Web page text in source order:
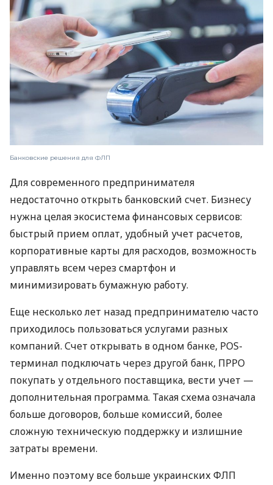
Банковские решения для ФЛП
Для современного предпринимателя
недостаточно открыть банковский счет. Бизнесу
нужна целая экосистема финансовых сервисов:
быстрый прием оплат, удобный учет расчетов,
корпоративные карты для расходов, возможность
управлять всем через смартфон и
минимизировать бумажную работу.
Еще несколько лет назад предпринимателю часто
приходилось пользоваться услугами разных
компаний. Счет открывать в одном банке, POS-
терминал подключать через другой банк, ПРРО
покупать у отдельного поставщика, вести учет —
дополнительная программа. Такая схема означала
больше договоров, больше комиссий, более
сложную техническую поддержку и излишние
затраты времени.
Именно поэтому все больше украинских ФЛП